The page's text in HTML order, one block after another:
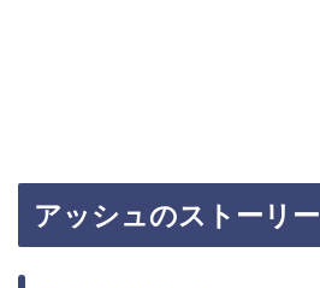
アッシュのストーリー